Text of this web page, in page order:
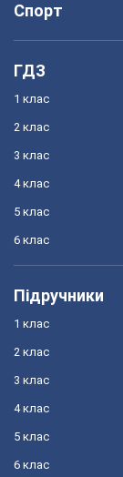
Спорт
ГДЗ
1 клас
2 клас
3 клас
4 клас
5 клас
6 клас
Підручники
1 клас
2 клас
3 клас
4 клас
5 клас
6 клас